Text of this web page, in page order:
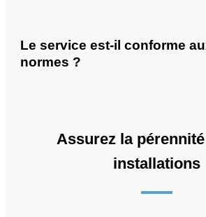
Le service est-il conforme
normes ?
Assurez la
installations